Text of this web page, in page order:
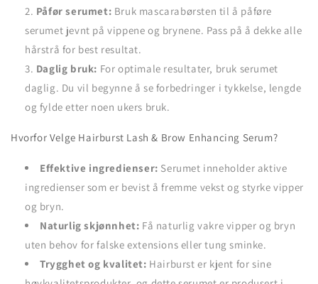
Påfør serumet: Bruk mascarabørsten til å påføre
serumet jevnt på vippene og brynene. Pass på å dekke alle
hårstrå for best resultat.
Daglig bruk: For optimale resultater, bruk serumet
daglig. Du vil begynne å se forbedringer i tykkelse, lengde
og fylde etter noen ukers bruk.
Hvorfor Velge Hairburst Lash & Brow Enhancing Serum?
Effektive ingredienser: Serumet inneholder aktive
ingredienser som er bevist å fremme vekst og styrke vipper
og bryn.
Naturlig skjønnhet: Få naturlig vakre vipper og bryn
uten behov for falske extensions eller tung sminke.
Trygghet og kvalitet: Hairburst er kjent for sine